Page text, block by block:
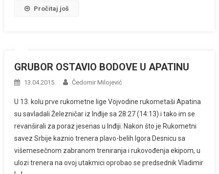
Pročitaj još
GRUBOR OSTAVIO BODOVE U APATINU
13.04.2015. Čedomir Milojević
U 13. kolu prve rukometne lige Vojvodine rukometaši Apatina
su savladali Železničar iz Inđije sa 28:27 (14:13) i tako im se
revanširali za poraz jesenas u Inđiji. Nakon što je Rukometni
savez Srbije kaznio trenera plavo-belih Igora Desnicu sa
višemesečnom zabranom treniranja i rukovođenja ekipom, u
ulozi trenera na ovoj utakmici oprobao se predsednik Vladimir